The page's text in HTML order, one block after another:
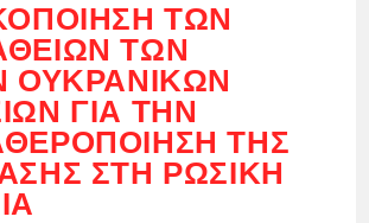
ΤΩΝ
ΤΩΝ
ΟΥΚΡΑΝΙΚΏΝ
ΓΙΑ ΤΗΝ
ΤΗΣ
ΣΤΗ ΡΩΣΙΚΉ